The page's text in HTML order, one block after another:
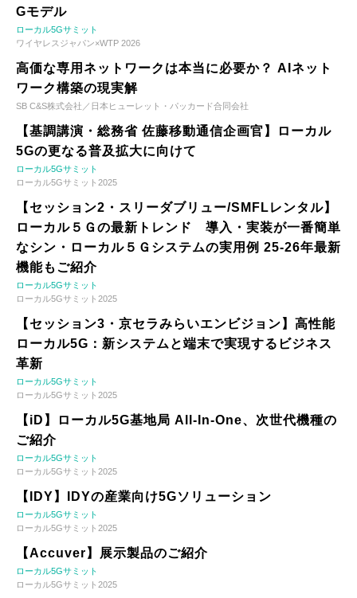
Gモデル
ローカル5Gサミット
ワイヤレスジャパン×WTP 2026
高価な専用ネットワークは本当に必要か？ AIネット
ワーク構築の現実解
SB C&S株式会社／日本ヒューレット・パッカード合同会社
【基調講演・総務省 佐藤移動通信企画官】ローカル
5Gの更なる普及拡大に向けて
ローカル5Gサミット
ローカル5Gサミット2025
【セッション2・スリーダブリュー/SMFLレンタル】
ローカル５Ｇの最新トレンド 導入・実装が一番簡単
なシン・ローカル５Ｇシステムの実用例 25-26年最新
機能もご紹介
ローカル5Gサミット
ローカル5Gサミット2025
【セッション3・京セラみらいエンビジョン】高性能
ローカル5G：新システムと端末で実現するビジネス
革新
ローカル5Gサミット
ローカル5Gサミット2025
【iD】ローカル5G基地局 All-In-One、次世代機種の
ご紹介
ローカル5Gサミット
ローカル5Gサミット2025
【IDY】IDYの産業向け5Gソリューション
ローカル5Gサミット
ローカル5Gサミット2025
【Accuver】展示製品のご紹介
ローカル5Gサミット
ローカル5Gサミット2025